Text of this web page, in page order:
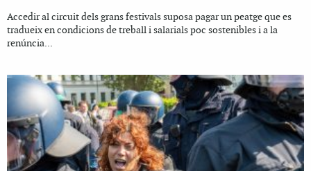
Accedir al circuit dels grans festivals suposa pagar un peatge que es
tradueix en condicions de treball i salarials poc sostenibles i a la
renúncia...